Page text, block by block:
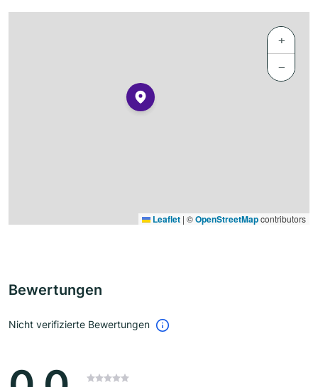
+
−
Leaflet | ©OpenStreetMapcontributors
Bewertungen
Nicht verifizierte Bewertungen